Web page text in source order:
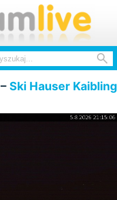

– Ski Hauser Kaibling